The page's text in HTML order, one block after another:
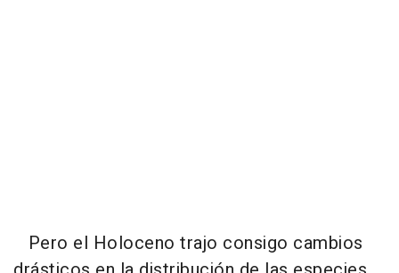
Pero el Holoceno trajo consigo cambios